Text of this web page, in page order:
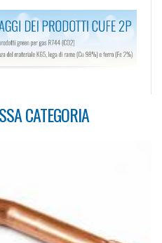
CATEGORIA